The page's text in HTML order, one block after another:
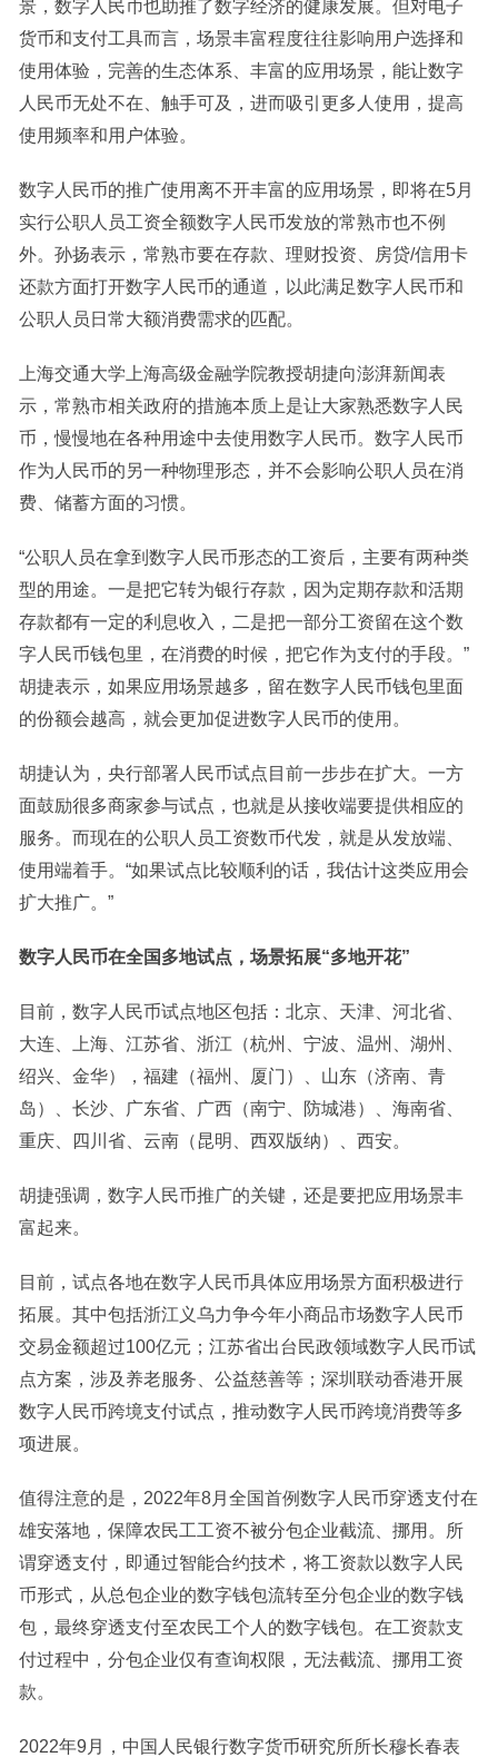
景，数字人民币也助推了数字经济的健康发展。但对电子
货币和支付工具而言，场景丰富程度往往影响用户选择和
使用体验，完善的生态体系、丰富的应用场景，能让数字
人民币无处不在、触手可及，进而吸引更多人使用，提高
使用频率和用户体验。
数字人民币的推广使用离不开丰富的应用场景，即将在5月
实行公职人员工资全额数字人民币发放的常熟市也不例
外。孙扬表示，常熟市要在存款、理财投资、房贷/信用卡
还款方面打开数字人民币的通道，以此满足数字人民币和
公职人员日常大额消费需求的匹配。
上海交通大学上海高级金融学院教授胡捷向澎湃新闻表
示，常熟市相关政府的措施本质上是让大家熟悉数字人民
币，慢慢地在各种用途中去使用数字人民币。数字人民币
作为人民币的另一种物理形态，并不会影响公职人员在消
费、储蓄方面的习惯。
“公职人员在拿到数字人民币形态的工资后，主要有两种类
型的用途。一是把它转为银行存款，因为定期存款和活期
存款都有一定的利息收入，二是把一部分工资留在这个数
字人民币钱包里，在消费的时候，把它作为支付的手段。”
胡捷表示，如果应用场景越多，留在数字人民币钱包里面
的份额会越高，就会更加促进数字人民币的使用。
胡捷认为，央行部署人民币试点目前一步步在扩大。一方
面鼓励很多商家参与试点，也就是从接收端要提供相应的
服务。而现在的公职人员工资数币代发，就是从发放端、
使用端着手。“如果试点比较顺利的话，我估计这类应用会
扩大推广。”
数字人民币在全国多地试点，场景拓展“多地开花”
目前，数字人民币试点地区包括：北京、天津、河北省、
大连、上海、江苏省、浙江（杭州、宁波、温州、湖州、
绍兴、金华），福建（福州、厦门）、山东（济南、青
岛）、长沙、广东省、广西（南宁、防城港）、海南省、
重庆、四川省、云南（昆明、西双版纳）、西安。
胡捷强调，数字人民币推广的关键，还是要把应用场景丰
富起来。
目前，试点各地在数字人民币具体应用场景方面积极进行
拓展。其中包括浙江义乌力争今年小商品市场数字人民币
交易金额超过100亿元；江苏省出台民政领域数字人民币试
点方案，涉及养老服务、公益慈善等；深圳联动香港开展
数字人民币跨境支付试点，推动数字人民币跨境消费等多
项进展。
值得注意的是，2022年8月全国首例数字人民币穿透支付在
雄安落地，保障农民工工资不被分包企业截流、挪用。所
谓穿透支付，即通过智能合约技术，将工资款以数字人民
币形式，从总包企业的数字钱包流转至分包企业的数字钱
包，最终穿透支付至农民工个人的数字钱包。在工资款支
付过程中，分包企业仅有查询权限，无法截流、挪用工资
款。
2022年9月，中国人民银行数字货币研究所所长穆长春表